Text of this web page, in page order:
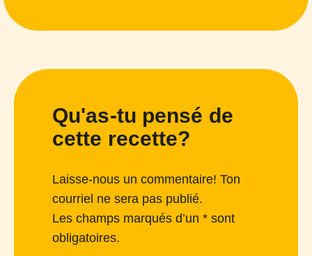
Qu'as-tu pensé de
cette recette?
Laisse-nous un commentaire! Ton
courriel ne sera pas publié.
Les champs marqués d’un * sont
obligatoires.